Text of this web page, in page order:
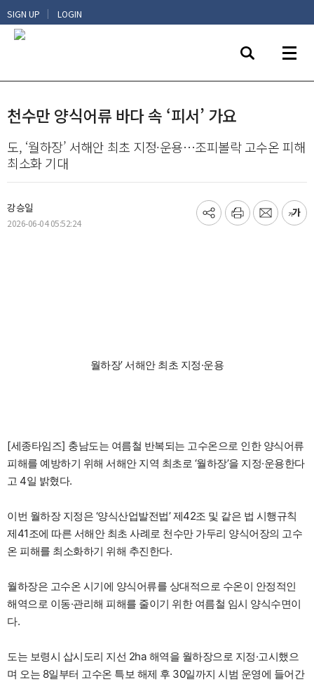
SIGN UP | LOGIN
천수만 양식어류 바다 속 ‘피서’ 가요
도, ‘월하장’ 서해안 최초 지정·운용…조피볼락 고수온 피해
최소화 기대
강승일
2026-06-04 05:52:24
기
프
메
글
월하장’ 서해안 최초 지정·운용
[세종타임즈] 충남도는 여름철 반복되는 고수온으로 인한 양식어류
피해를 예방하기 위해 서해안 지역 최초로 ‘월하장’을 지정·운용한다
고 4일 밝혔다.
이번 월하장 지정은 ‘양식산업발전법’ 제42조 및 같은 법 시행규칙
제41조에 따른 서해안 최초 사례로 천수만 가두리 양식어장의 고수
온 피해를 최소화하기 위해 추진한다.
월하장은 고수온 시기에 양식어류를 상대적으로 수온이 안정적인
해역으로 이동·관리해 피해를 줄이기 위한 여름철 임시 양식수면이
다.
도는 보령시 삽시도리 지선 2ha 해역을 월하장으로 지정·고시했으
며 오는 8일부터 고수온 특보 해제 후 30일까지 시범 운영에 들어간